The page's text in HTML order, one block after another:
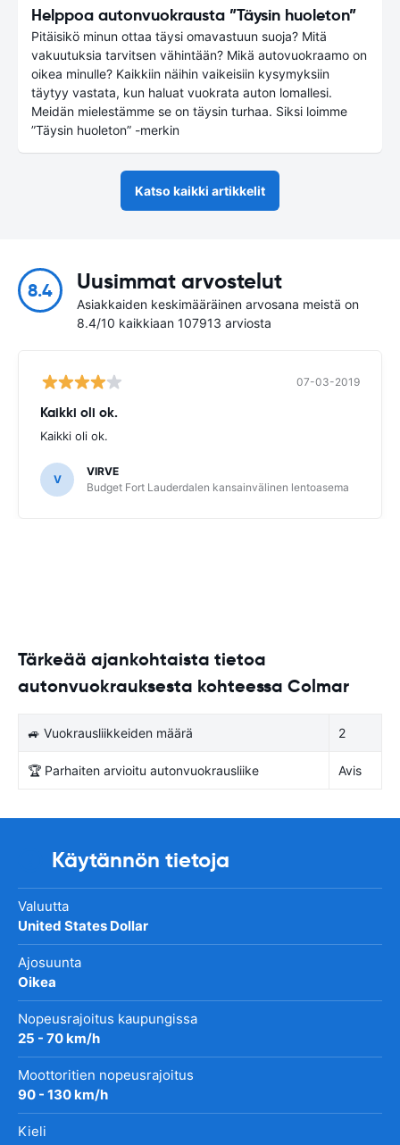
Helppoa autonvuokrausta ”Täysin huoleton”
Pitäisikö minun ottaa täysi omavastuun suoja? Mitä
vakuutuksia tarvitsen vähintään? Mikä autovuokraamo on
oikea minulle? Kaikkiin näihin vaikeisiin kysymyksiin
täytyy vastata, kun haluat vuokrata auton lomallesi.
Meidän mielestämme se on täysin turhaa. Siksi loimme
”Täysin huoleton” -merkin
Katso kaikki artikkelit
8.4 Uusimmat arvostelut
Asiakkaiden keskimääräinen arvosana meistä on
8.4/10 kaikkiaan 107913 arviosta
07-03-2019
Kaikki oli ok.
Kaikki oli ok.
V
VIRVE
Budget Fort Lauderdalen kansainvälinen lentoasema
Tärkeää ajankohtaista tietoa
autonvuokrauksesta kohteessa Colmar
🚙 Vuokrausliikkeiden määrä 2
🏆 Parhaiten arvioitu autonvuokrausliike Avis
Käytännön tietoja
Valuutta
United States Dollar
Ajosuunta
Oikea
Nopeusrajoitus kaupungissa
25 - 70 km/h
Moottoritien nopeusrajoitus
90 - 130 km/h
Kieli